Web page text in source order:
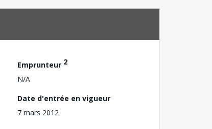
Emprunteur 2
N/A
Date d'entrée en vigueur
7 mars 2012